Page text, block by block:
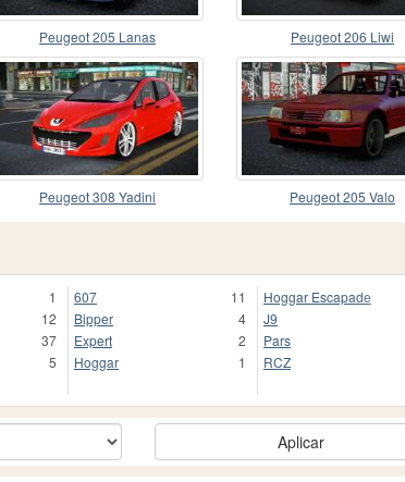
Peugeot 205 Lanas Peugeot 206 Liwi
Peugeot 308 Yadini Peugeot 205 Valo
1
12
37
5
607
11
Bipper
4
Expert
2
Hoggar
1
Hoggar Escapade
J9
Pars
RCZ
Aplicar